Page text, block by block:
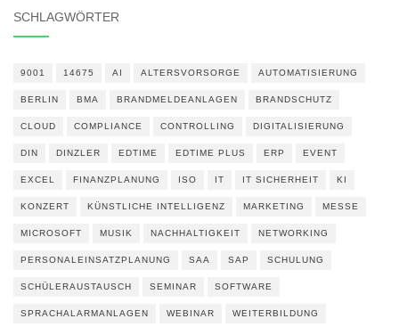
SCHLAGWÖRTER
9001 14675 AI ALTERSVORSORGE AUTOMATISIERUNG
BERLIN BMA BRANDMELDEANLAGEN BRANDSCHUTZ
CLOUD COMPLIANCE CONTROLLING DIGITALISIERUNG
DIN DINZLER EDTIME EDTIME PLUS ERP EVENT
EXCEL FINANZPLANUNG ISO IT IT SICHERHEIT KI
KONZERT KÜNSTLICHE INTELLIGENZ MARKETING MESSE
MICROSOFT MUSIK NACHHALTIGKEIT NETWORKING
PERSONALEINSATZPLANUNG SAA SAP SCHULUNG
SCHÜLERAUSTAUSCH SEMINAR SOFTWARE
SPRACHALARMANLAGEN WEBINAR WEITERBILDUNG